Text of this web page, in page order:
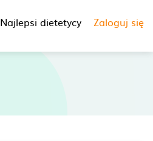
Najlepsi dietetycy Zaloguj się